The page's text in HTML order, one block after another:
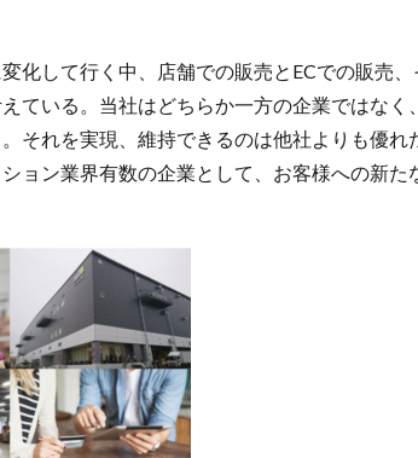
変化して行く中、店舗での販売とECでの販売
ている。当社はどちらか一方の企業ではなく
それを実現、維持できるのは他社よりも優
ョン業界有数の企業として、お客様への新た